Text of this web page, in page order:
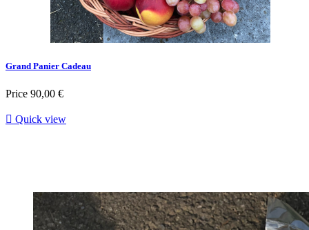
Grand Panier Cadeau
Price 90,00 €
 Quick view